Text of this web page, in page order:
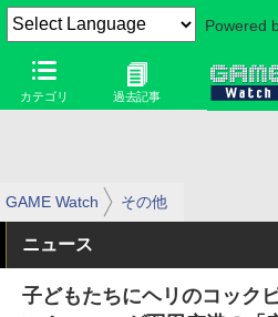
Powered
カテゴリ 過去記事
GAME Watch その他
ニュース
子どもたちにヘリのコック